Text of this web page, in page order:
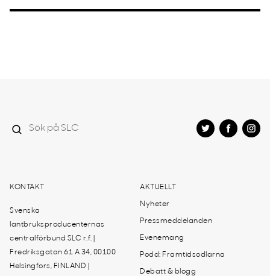
KONTAKT
Svenska
lantbruksproducenternas
centralförbund SLC r.f. |
Fredriksgatan 61 A 34, 00100
Helsingfors, FINLAND |
AKTUELLT
Nyheter
Pressmeddelanden
Evenemang
Podd: Framtidsodlarna
Debatt & blogg